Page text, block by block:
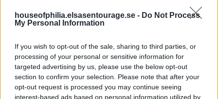
houseofphilia.elsasentourage.se - Do Not Process
My Personal Information
If you wish to opt-out of the sale, sharing to third parties, or
processing of your personal or sensitive information for
targeted advertising by us, please use the below opt-out
section to confirm your selection. Please note that after your
opt-out request is processed you may continue seeing
interest-based ads based on personal information utilized by